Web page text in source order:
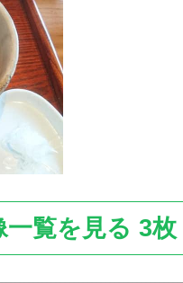
一覧を見る 3枚